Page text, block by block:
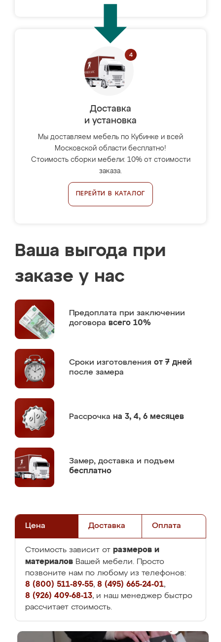
Доставка
и установка
Мы доставляем мебель по Кубинке и всей
Московской области бесплатно!
Стоимость сборки мебели: 10% от стоимости
заказа.
ПЕРЕЙТИ В КАТАЛОГ
Ваша выгода при
заказе у нас
Предоплата при заключении
договора всего 10%
Сроки изготовления от 7 дней
после замера
Рассрочка на 3, 4, 6 месяцев
Замер, доставка и подъем
бесплатно
Цена Доставка Оплата
Стоимость зависит от размеров и
материалов Вашей мебели. Просто
позвоните нам по любому из телефонов:
8 (800) 511-89-55, 8 (495) 665-24-01,
8 (926) 409-68-13, и наш менеджер быстро
рассчитает стоимость.